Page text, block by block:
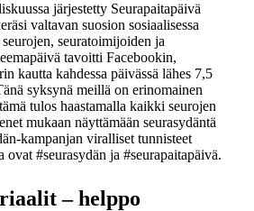
järjestetty Seurapaitapäivä
valtavan suosion sosiaalisessa
seuratoimijoiden ja
tavoitti Facebookin,
kautta kahdessa päivässä lähes 7,5
syksynä meillä on erinomainen
tulos haastamalla kaikki seurojen
mukaan näyttämään seurasydäntä
kampanjan viralliset tunnisteet
ovat #seurasydän ja #seurapaitapäivä.
– helppo